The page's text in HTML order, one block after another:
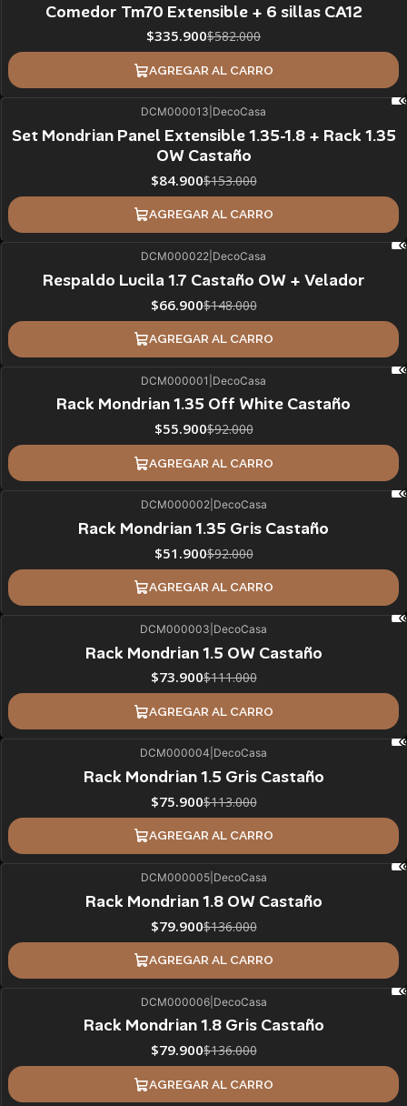
Comedor Tm70 Extensible + 6 sillas CA12
$335.900$582.000
AGREGAR AL CARRO
DCM000013 DecoCasa
Set Mondrian Panel Extensible 1.35-1.8 + Rack 1.35
OW Castaño
$84.900$153.000
AGREGAR AL CARRO
DCM000022 DecoCasa
Respaldo Lucila 1.7 Castaño OW + Velador
$66.900$148.000
AGREGAR AL CARRO
DCM000001 DecoCasa
Rack Mondrian 1.35 Off White Castaño
$55.900$92.000
AGREGAR AL CARRO
DCM000002| DecoCasa
Rack Mondrian 1.35 Gris Castaño
$51.900$92.000
AGREGAR AL CARRO
DCM000003 DecoCasa
Rack Mondrian 1.5 OW Castaño
$73.900$111.000
AGREGAR AL CARRO
DCM000004 DecoCasa
Rack Mondrian 1.5 Gris Castaño
$75.900$113.000
AGREGAR AL CARRO
DCM000005| DecoCasa
Rack Mondrian 1.8 OW Castaño
$79.900$136.000
AGREGAR AL CARRO
DCM000006| DecoCasa
Rack Mondrian 1.8 Gris Castaño
$79.900$136.000
AGREGAR AL CARRO